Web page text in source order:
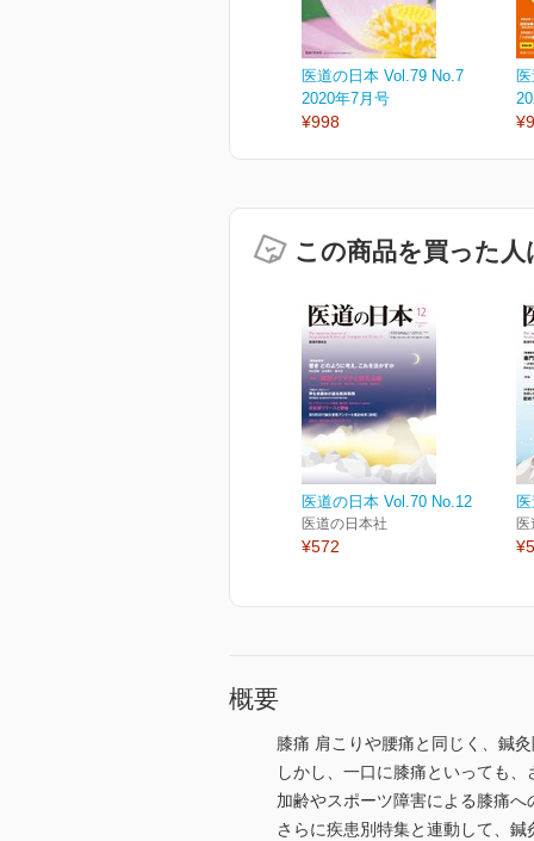
医道の日本 Vol.79 No.7
2020年7月号
¥998
この商品を買った
医道の日本 Vol.70 No.12
医道の日本社
¥572
概要
膝痛 肩こりや腰痛と同じく、鍼
しかし、一口に膝痛といっても
加齢やスポーツ障害による膝痛
さらに疾患別特集と連動して、